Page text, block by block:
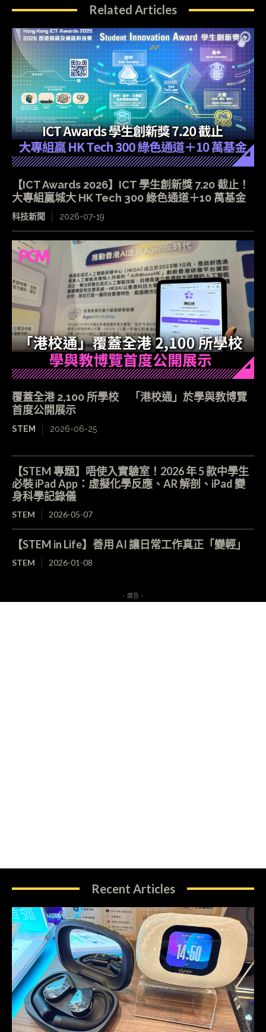
Related Articles
【ICT Awards 2026】ICT 學生創新獎 7.20 截止！
大專組贏城大 HK Tech 300 綠色通道＋10 萬基金
科技新聞 2026-07-19
覆蓋全港 2,100 所學校 「港校通」於學與教博覽
首度公開展示
STEM 2026-06-25
【STEM 專題】唔使入實驗室！2026 年 5 款中學生
必裝 iPad App：虛擬化學反應、AR 解剖、iPad 變
身科學記錄儀
STEM 2026-05-07
【STEM in Life】善用 AI 讓日常工作真正「變輕」
STEM 2026-01-08
- 廣告 -
Recent Articles